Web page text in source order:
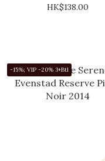
HK$138.00
-15%; VIP -20% 3+Btl